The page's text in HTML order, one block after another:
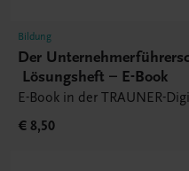
Bildung
Der
Lösungsheft – E-Book
E-Book in der TRAUNER-
€ 8,50